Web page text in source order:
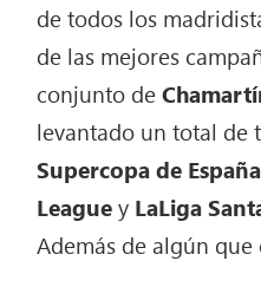
de todos los
de las mejores
conjunto de
levantado un total de
Supercopa de España
Leaguey LaLiga
Además de algún